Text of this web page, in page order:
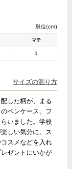
単位(cm)
マチ
1
サイズの測り方
した柄が、まる
ペンケース。フ
いました。学校
しい気分に。ス
スメなどを入れ
ゼントにいかが